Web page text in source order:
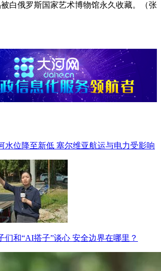
白俄罗斯国家艺术博物馆永久收藏。（张
水位降至新低 塞尔维亚航运与电力受影响
们和“AI搭子”谈心 安全边界在哪里？